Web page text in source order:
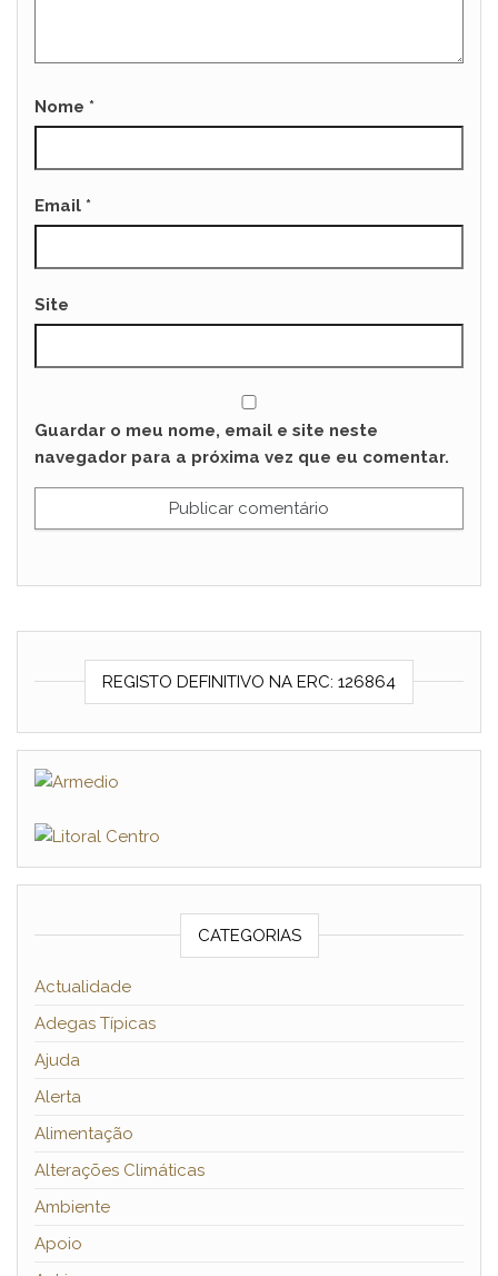
Nome *
Email *
Site
Guardar o meu nome, email e site neste
navegador para a próxima vez que eu comentar.
REGISTO DEFINITIVO NA ERC: 126864
CATEGORIAS
Actualidade
Adegas Típicas
Ajuda
Alerta
Alimentação
Alterações Climáticas
Ambiente
Apoio